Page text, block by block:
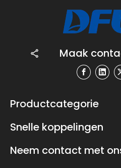
Maak
Productcategorie
Snelle koppelingen
Neem contact met